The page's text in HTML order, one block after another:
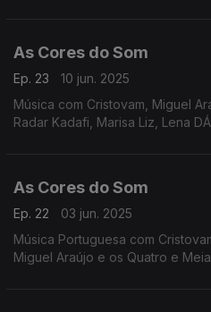
As Cores do Som
Ep. 23
10 jun. 2025
Música com Cristovam, Miguel
Radar Kadafi, Marisa Liz, Lena
As Cores do Som
Ep. 22
03 jun. 2025
Música Portuguesa com
Miguel Araújo e os Quatro e